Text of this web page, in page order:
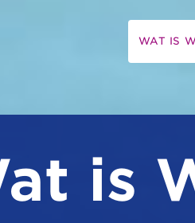
WAT IS
is